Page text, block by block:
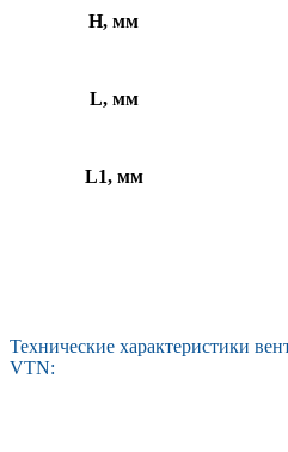
H, мм
L, мм
L1, мм
Технические характеристики
VTN: